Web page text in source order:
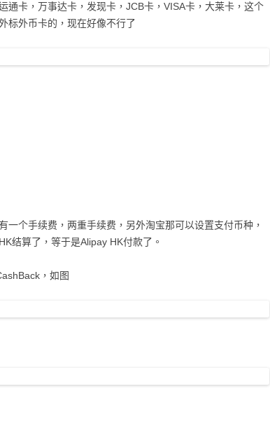
通卡，万事达卡，发现卡，JCB卡，VISA卡，大莱卡，这个
标外币卡的，现在好像不行了
一个手续费，两重手续费，另外淘宝那可以设置支付币种，
结算了，等于是Alipay HK付款了。
，如图